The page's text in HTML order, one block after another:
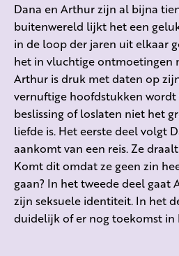
Dana en Arthur zijn al bijna
buitenwereld lijkt het een
in de loop der jaren uit elkaar
het in vluchtige ontmoetingen
Arthur is druk met daten op
vernuftige hoofdstukken
beslissing of loslaten niet het
liefde is. Het eerste deel volgt
aankomt van een reis. Ze
Komt dit omdat ze geen zin
gaan? In het tweede deel gaat
zijn seksuele identiteit. In het
duidelijk of er nog toekomst in